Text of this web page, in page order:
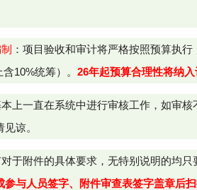
： 项目验收和审计将严格按照预算执
10%统筹）。 26年起预算合理性将纳入
上一直在系统中进行审核工作，如审核
谅。
于附件的具体要求，无特别说明的均
参与人员签字、附件审查表签字盖章后